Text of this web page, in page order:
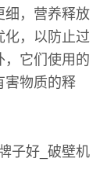
细，营养释放
化，以防止过
，它们使用的
害物质的释